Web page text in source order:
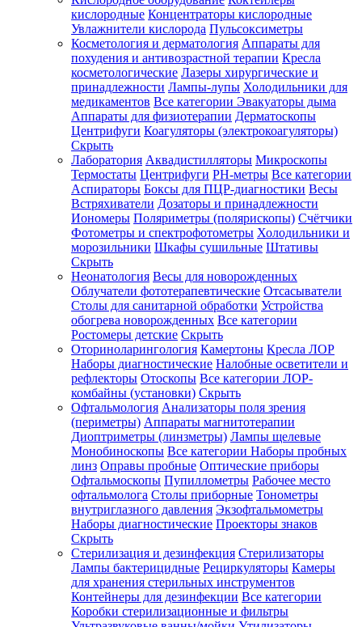
Зарегистрироваться
Зачем
регистрироваться?
Все
покупки
одном
месте
Личный
менеджер
Отслеживание
статуса
заказа
кислородные Концентраторы кислородные
Увлажнители кислорода Пульсоксиметры
Косметология и дерматология Аппараты для
похудения и антивозрастной терапии Кресла
косметологические Лазеры хирургические и
принадлежности Лампы-лупы Холодильники для
медикаментов Все категории Эвакуаторы дыма
Аппараты для физиотерапии Дерматоскопы
Центрифуги Коагуляторы (электрокоагуляторы)
Скрыть
Лаборатория Аквадистилляторы Микроскопы
Термостаты Центрифуги PH-метры Все категории
Аспираторы Боксы для ПЦР-диагностики Весы
Встряхиватели Дозаторы и принадлежности
Иономеры Поляриметры (полярископы) Счётчики
Фотометры и спектрофотометры Холодильники и
морозильники Шкафы сушильные Штативы
Скрыть
Неонатология Весы для новорожденных
Облучатели фототерапевтические Отсасыватели
Столы для санитарной обработки Устройства
обогрева новорожденных Все категории
Ростомеры детские Скрыть
Оториноларингология Камертоны Кресла ЛОР
Наборы диагностические Налобные осветители и
рефлекторы Отоскопы Все категории ЛОР-
комбайны (установки) Скрыть
Офтальмология Анализаторы поля зрения
(периметры) Аппараты магнитотерапии
Диоптриметры (линзметры) Лампы щелевые
Монобиноскопы Все категории Наборы пробных
линз Оправы пробные Оптические приборы
Офтальмоскопы Пупиллометры Рабочее место
офтальмолога Столы приборные Тонометры
внутриглазного давления Экзофтальмометры
Наборы диагностические Проекторы знаков
Скрыть
Стерилизация и дезинфекция Стерилизаторы
Лампы бактерицидные Рециркуляторы Камеры
для хранения стерильных инструментов
Контейнеры для дезинфекции Все категории
Коробки стерилизационные и фильтры